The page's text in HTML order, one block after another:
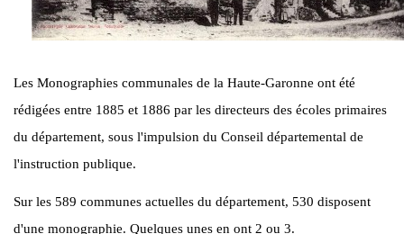
Les Monographies communales de la Haute-Garonne ont été
rédigées entre 1885 et 1886 par les directeurs des écoles primaires
du département, sous l'impulsion du Conseil départemental de
l'instruction publique.
Sur les 589 communes actuelles du département, 530 disposent
d'une monographie. Quelques unes en ont 2 ou 3.